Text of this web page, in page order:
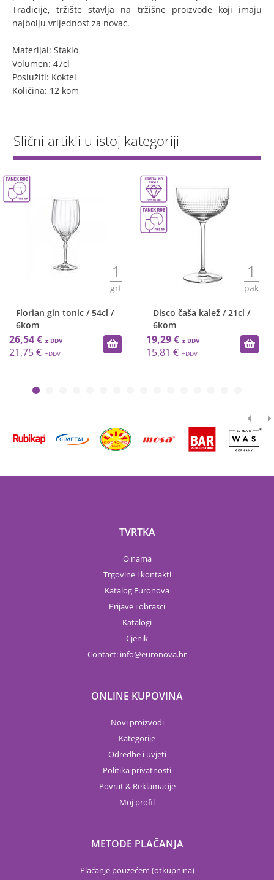
Tradicije, tržište stavlja na tržišne proizvode koji imaju
najbolju vrijednost za novac.
Materijal: Staklo
Volumen: 47cl
Poslužiti: Koktel
Količina: 12 kom
Slični artikli u istoj kategoriji
1
grt
Florian gin tonic / 54cl /
6kom
26,54 €
21,75 €
1
pak
Disco čaša kalež / 21cl /
6kom
19,29 €
15,81 €
TVRTKA
O nama
Trgovine i kontakti
Katalog Euronova
Prijave i obrasci
Katalogi
Cjenik
Contact: info euronova.hr
ONLINE KUPOVINA
Novi proizvodi
Kategorije
Odredbe i uvjeti
Politika privatnosti
Povrat & Reklamacije
Moj profil
METODE PLAČANJA
Plaćanje pouzećem (otkupnina)